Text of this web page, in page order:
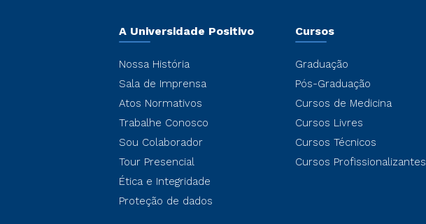
A Universidade Positivo
Nossa História
Sala de Imprensa
Atos Normativos
Trabalhe Conosco
Sou Colaborador
Tour Presencial
Ética e Integridade
Proteção de dados
Cursos
Graduação
Pós-Graduação
Cursos de Medicina
Cursos Livres
Cursos Técnicos
Cursos Profissionalizantes